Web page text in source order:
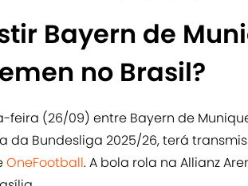
Bayern de
no Brasil?
feira (26/09) entre Bayern de
da Bundesliga 2025/26, terá
OneFootball. A bola rola na Allianz